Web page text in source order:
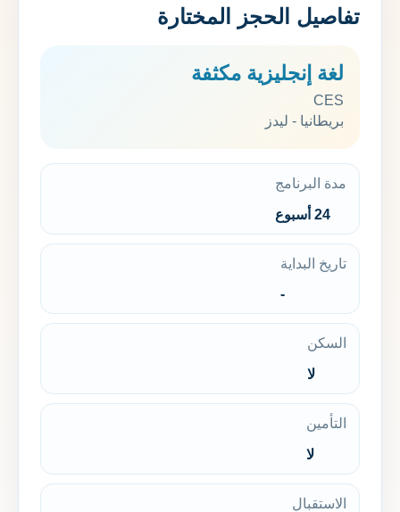
تفاصيل الحجز المختارة
لغة إنجليزية مكثفة
CES
بريطانيا - ليدز
مدة البرنامج
24 أسبوع
تاريخ البداية
-
السكن
لا
التأمين
لا
الاستقبال